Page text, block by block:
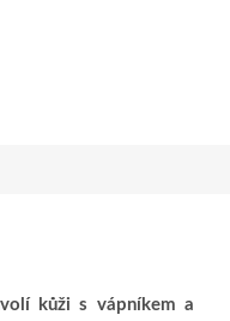
kůži s vápníkem a